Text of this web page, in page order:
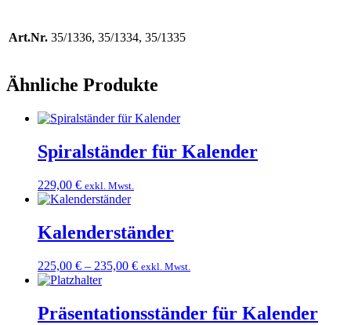
Art.Nr. 35/1336, 35/1334, 35/1335
Ähnliche Produkte
Spiralständer für Kalender
229,00 € exkl. Mwst.
Kalenderständer
225,00 € – 235,00 € exkl. Mwst.
Präsentationsständer für Kalender